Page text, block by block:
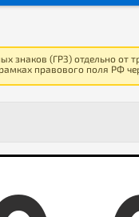
знаков (ГРЗ) отдельно
правового поля РФ